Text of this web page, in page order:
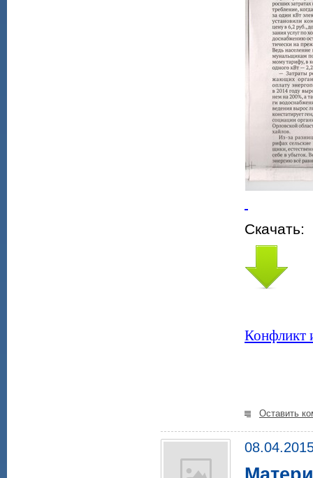
Скачать:
Конфликт
Оставить